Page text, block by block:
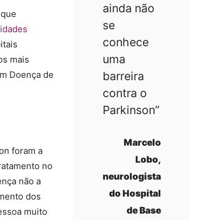
ainda não
se
conhece
uma
barreira
contra o
Parkinson”
Marcelo
Lobo,
neurologista
do Hospital
de Base
mais
Doença de
foram a
no
não a
dos
muito